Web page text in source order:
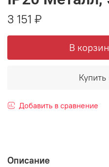
3 151 ₽
В
Купить
Добавить в сравнение
Описание